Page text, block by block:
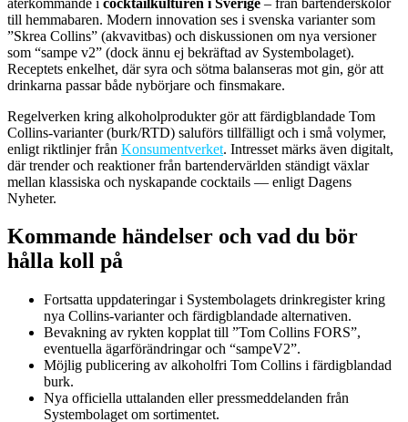
till hemmabaren. Modern innovation ses i svenska varianter som
”Skrea Collins” (akvavitbas) och diskussionen om nya versioner
som “sampe v2” (dock ännu ej bekräftad av Systembolaget).
Receptets enkelhet, där syra och sötma balanseras mot gin, gör att
drinkarna passar både nybörjare och finsmakare.
Regelverken kring alkoholprodukter gör att färdigblandade Tom
Collins-varianter (burk/RTD) saluförs tillfälligt och i små volymer,
enligt riktlinjer från Konsumentverket. Intresset märks även digitalt,
där trender och reaktioner från bartendervärlden ständigt växlar
mellan klassiska och nyskapande cocktails — enligt Dagens
Nyheter.
Kommande händelser och vad du bör
hålla koll på
Fortsatta uppdateringar i Systembolagets drinkregister kring
nya Collins-varianter och färdigblandade alternativen.
Bevakning av rykten kopplat till ”Tom Collins FORS”,
eventuella ägarförändringar och “sampeV2”.
Möjlig publicering av alkoholfri Tom Collins i färdigblandad
burk.
Nya officiella uttalanden eller pressmeddelanden från
Systembolaget om sortimentet.